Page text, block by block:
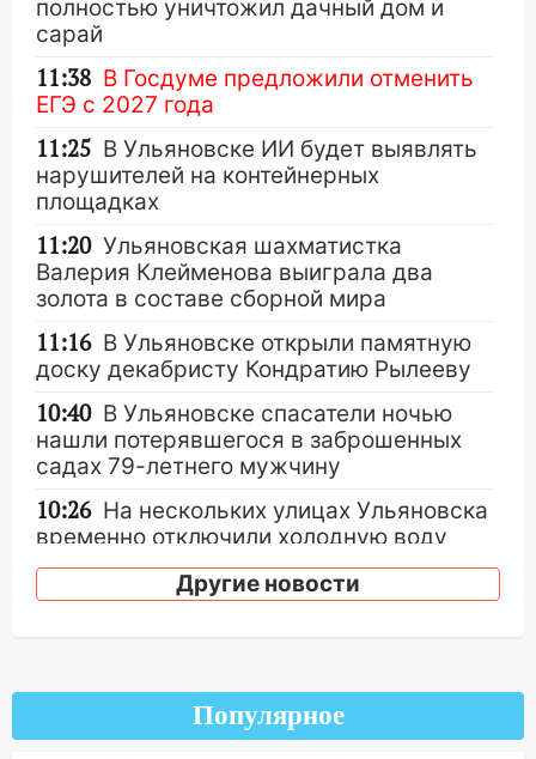
полностью уничтожил дачный дом и
сарай
11:38 В Госдуме предложили отменить
ЕГЭ с 2027 года
11:25 В Ульяновске ИИ будет выявлять
нарушителей на контейнерных
площадках
11:20 Ульяновская шахматистка
Валерия Клейменова выиграла два
золота в составе сборной мира
11:16 В Ульяновске открыли памятную
доску декабристу Кондратию Рылееву
10:40 В Ульяновске спасатели ночью
нашли потерявшегося в заброшенных
садах 79-летнего мужчину
10:26 На нескольких улицах Ульяновска
временно отключили холодную воду
10:14
В Ульяновске двоих участников
коррупционной схемы при ЦГКБ
соседними Татарстаном и Саратовской
Другие новости
Популярное